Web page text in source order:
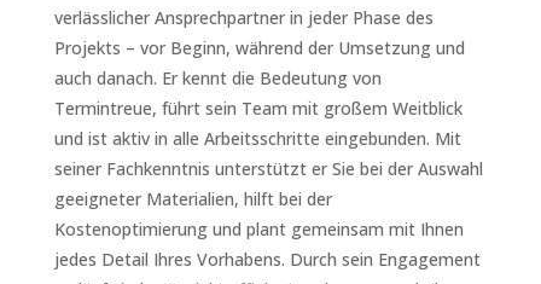
verlässlicher Ansprechpartner in jeder Phase des
Projekts – vor Beginn, während der Umsetzung und
auch danach. Er kennt die Bedeutung von
Termintreue, führt sein Team mit großem Weitblick
und ist aktiv in alle Arbeitsschritte eingebunden. Mit
seiner Fachkenntnis unterstützt er Sie bei der Auswahl
geeigneter Materialien, hilft bei der
Kostenoptimierung und plant gemeinsam mit Ihnen
jedes Detail Ihres Vorhabens. Durch sein Engagement